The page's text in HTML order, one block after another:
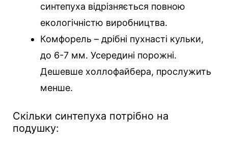
синтепуха відрізняється повною
екологічністю виробництва.
Комфорель – дрібні пухнасті кульки,
до 6-7 мм. Усередині порожні.
Дешевше холлофайбера, прослужить
менше.
Скільки синтепуха потрібно на
подушку: